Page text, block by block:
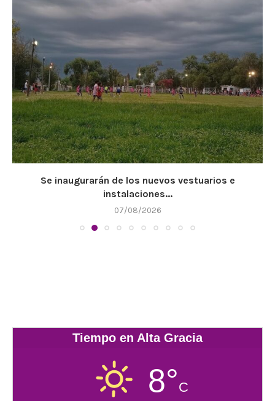
Se inaugurarán de los nuevos vestuarios e
instalaciones...
07/08/2026
Tiempo en Alta Gracia
8°C